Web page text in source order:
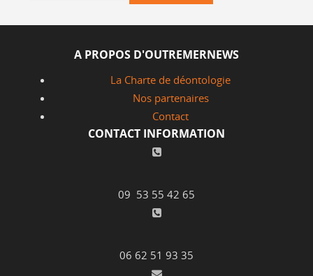
A PROPOS D'OUTREMERNEWS
La Charte de déontologie
Nos partenaires
Contact
CONTACT INFORMATION
09 53 55 42 65
06 62 51 93 35